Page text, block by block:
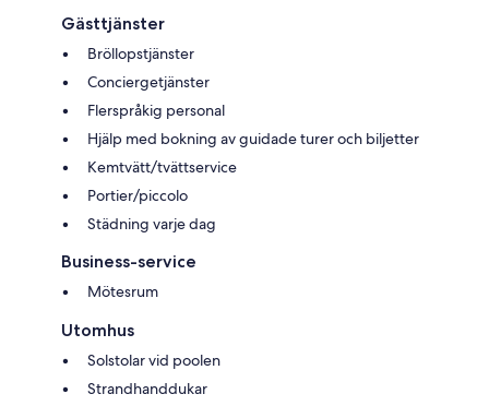
Gästtjänster
Bröllopstjänster
Conciergetjänster
Flerspråkig personal
Hjälp med bokning av guidade turer och biljetter
Kemtvätt/tvättservice
Portier/piccolo
Städning varje dag
Business-service
Mötesrum
Utomhus
Solstolar vid poolen
Strandhanddukar